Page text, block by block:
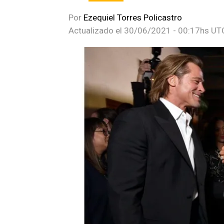
Por Ezequiel Torres Policastro
Actualizado el 30/06/2021 - 00:17hs